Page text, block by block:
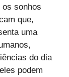
os sonhos
que,
uma
do dia
podem